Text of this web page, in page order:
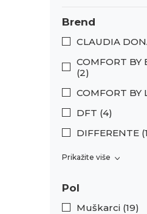
Brend
CLAUDIA
COMFORT BY
(2)
COMFORT BY
DFT (4)
DIFFERENTE
Prikažite više
Pol
Muškarci (19)